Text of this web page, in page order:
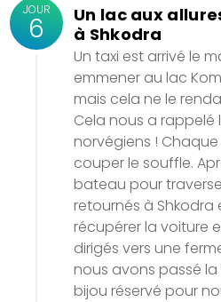
JOUR
6
Un lac aux
à Shkodra
Un taxi est arrivé le
emmener au lac
mais cela ne le
Cela nous a rappelé
norvégiens !
couper le souffle.
bateau pour
retournés à Shkodra
récupérer la voiture
dirigés vers une
nous avons passé
bijou réservé pour